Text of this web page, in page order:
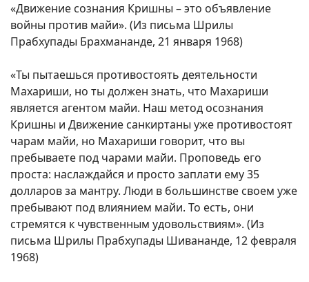
«Движение сознания Кришны – это объявление
войны против майи». (Из письма Шрилы
Прабхупады Брахмананде, 21 января 1968)
«Ты пытаешься противостоять деятельности
Махариши, но ты должен знать, что Махариши
является агентом майи. Наш метод осознания
Кришны и Движение санкиртаны уже противостоят
чарам майи, но Махариши говорит, что вы
пребываете под чарами майи. Проповедь его
проста: наслаждайся и просто заплати ему 35
долларов за мантру. Люди в большинстве своем уже
пребывают под влиянием майи. То есть, они
стремятся к чувственным удовольствиям». (Из
письма Шрилы Прабхупады Шивананде, 12 февраля
1968)